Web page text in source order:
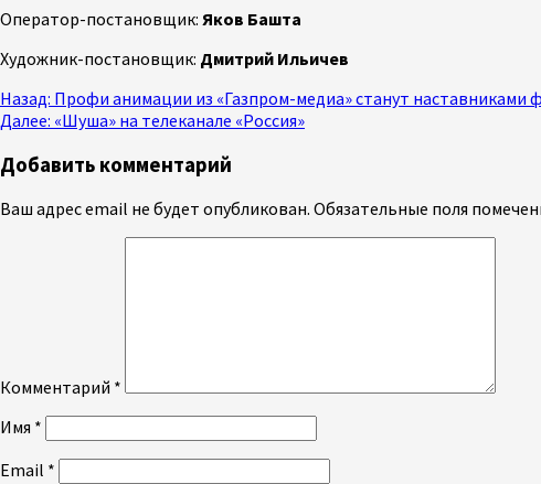
Оператор-постановщик: Яков Башта
Художник-постановщик: Дмитрий Ильичев
Продолжить
чтение
Назад: Профи анимации из «Газпром-медиа» станут наставниками
Далее: «Шуша» на телеканале «Россия»
Добавить комментарий
Ваш адрес email не будет опубликован. Обязательные поля
Комментарий *
Имя *
Email *